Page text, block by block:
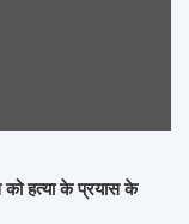
को हत्या के प्रयास के